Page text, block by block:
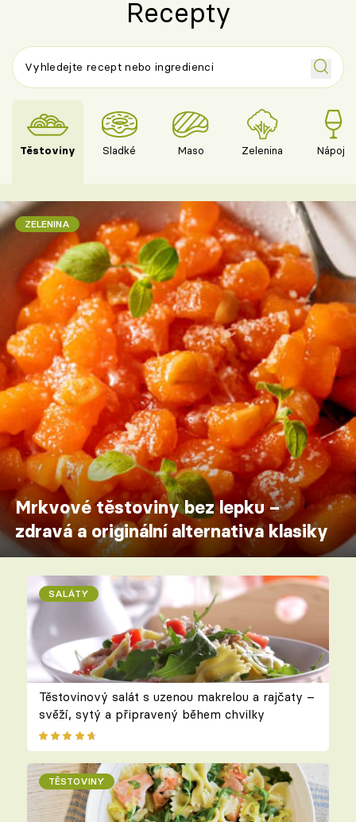
Recepty
Těstoviny Sladké Maso Zelenina Nápoje
ZELENINA
Mrkvové těstoviny bez lepku –
zdravá a originální alternativa klasiky
SALÁTY
Těstovinový salát s uzenou makrelou a rajčaty –
svěží, sytý a připravený během chvilky
TĚSTOVINY